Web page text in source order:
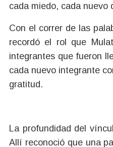
cada miedo, cada
Con el correr de las
recordó el rol que
integrantes que fueron
cada nuevo integrante
gratitud.
La profundidad del
Allí reconoció que una